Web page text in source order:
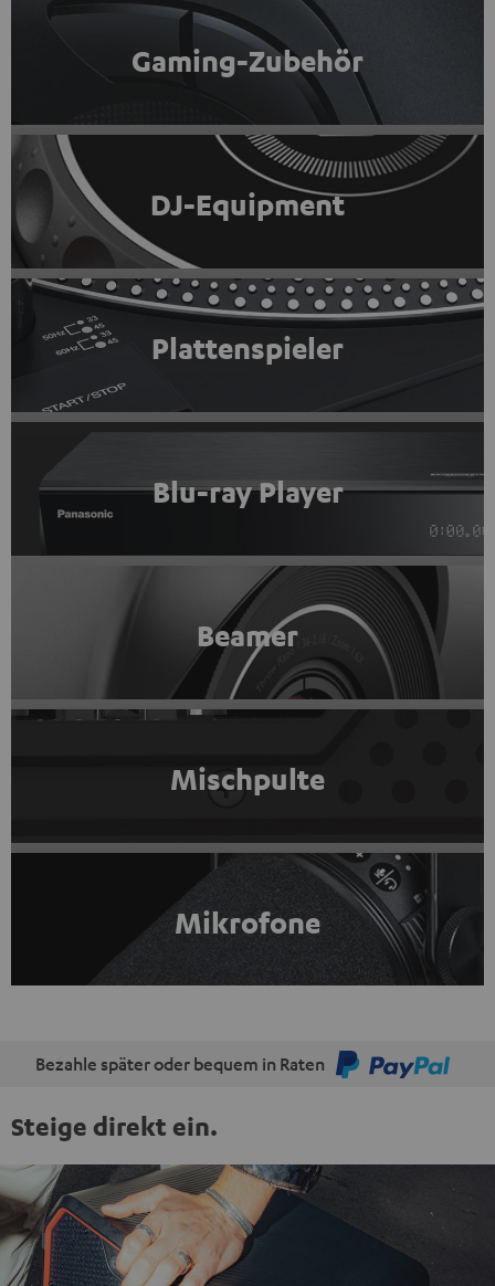
Gaming-Zubehör
DJ-Equipment
Plattenspieler
Blu-ray Player
Beamer
Mischpulte
Mikrofone
Bezahle später oder bequem in Raten
Steige direkt ein.